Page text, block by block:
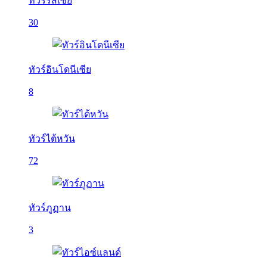
30
ทัวร์อินโดนีเซีย
8
ทัวร์ไต้หวัน
72
ทัวร์ภูฏาน
3